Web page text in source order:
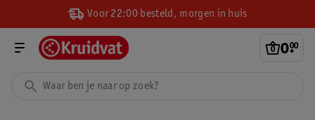
Voor 22:00 besteld, morgen in huis
0.
00